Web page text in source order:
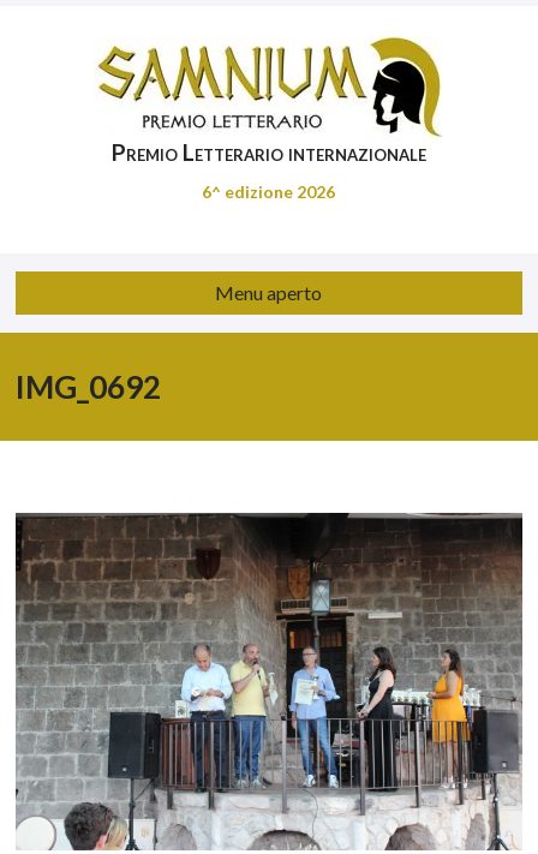
Premio Letterario internazionale
6^ edizione 2026
Menu aperto
IMG_0692